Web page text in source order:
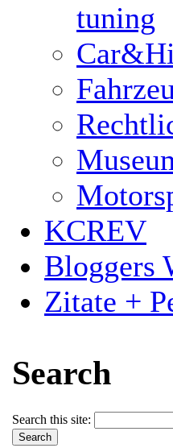
tuning
KCREV
Bloggers
Zitate +
Search
Search this site: